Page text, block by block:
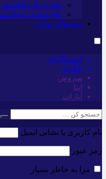
پیام تبریک ماناسپهر
پیام تسلیت
پیوندهای سایت
اینستاگرام
تلگرام
سروش
ایتا
آپارات
نام کاربری یا نشانی ایمیل
رمز عبور
مرا به خاطر بسپار